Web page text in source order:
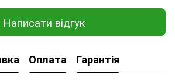
Написати відгук
Оплата Гарантія